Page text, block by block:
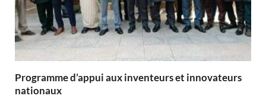
Programme d’appui aux inventeurs et innovateurs
nationaux